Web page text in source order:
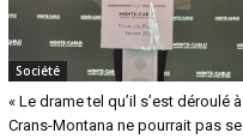
Société
« Le drame tel qu’il s’est déroulé à
Crans-Montana ne pourrait pas se